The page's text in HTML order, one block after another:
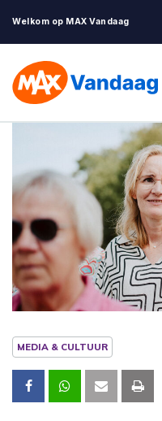
Welkom op MAX Vandaag
MEDIA & CULTUUR